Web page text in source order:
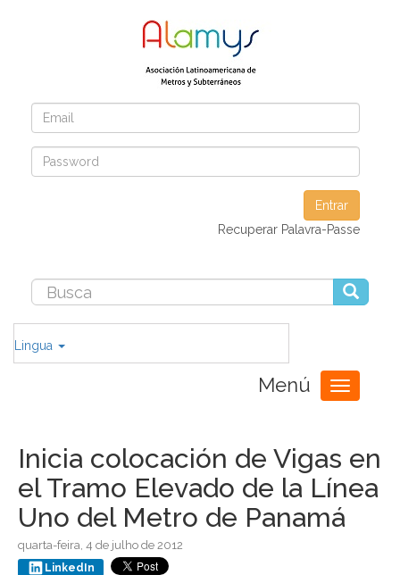
Entrar
Recuperar Palavra-Passe
Lingua
Menú
Toggle
navigation
Inicia colocación de Vigas en
el Tramo Elevado de la Línea
Uno del Metro de Panamá
quarta-feira, 4 de julho de 2012
LinkedIn